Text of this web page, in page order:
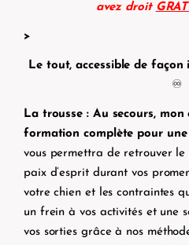
avez droit
>
Le tout, accessible de façon
♾️
La trousse : Au secours,
formation complète pour
vous permettra de retrouver
paix d’esprit durant vos
votre chien et les contraintes
un frein à vos activités et une
vos sorties grâce à nos